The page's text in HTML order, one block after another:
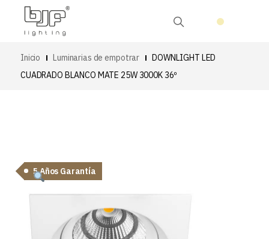
Inicio Luminarias de empotrar
DOWNLIGHT LED
CUADRADO BLANCO MATE 25W 3000K 36º
5 Años Garantía